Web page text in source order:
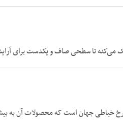
می‌کنه تا سطحی صاف و یکدست برای
است که محصولات آن به بیشتر از ۱۰۰ کشور صادر